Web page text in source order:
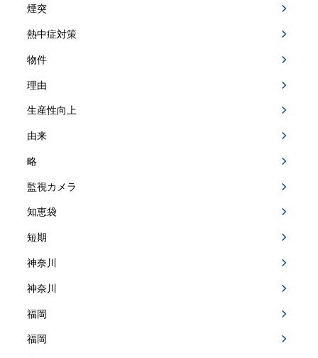
煙突
熱中症対策
物件
理由
生産性向上
由来
略
監視カメラ
知恵袋
短期
神奈川
神奈川
福岡
福岡